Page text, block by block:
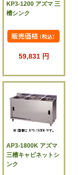
KP3-1200 アズマ 三
槽シンク
59,831 円
AP3-1800K アズマ
三槽キャビネットシ
ンク